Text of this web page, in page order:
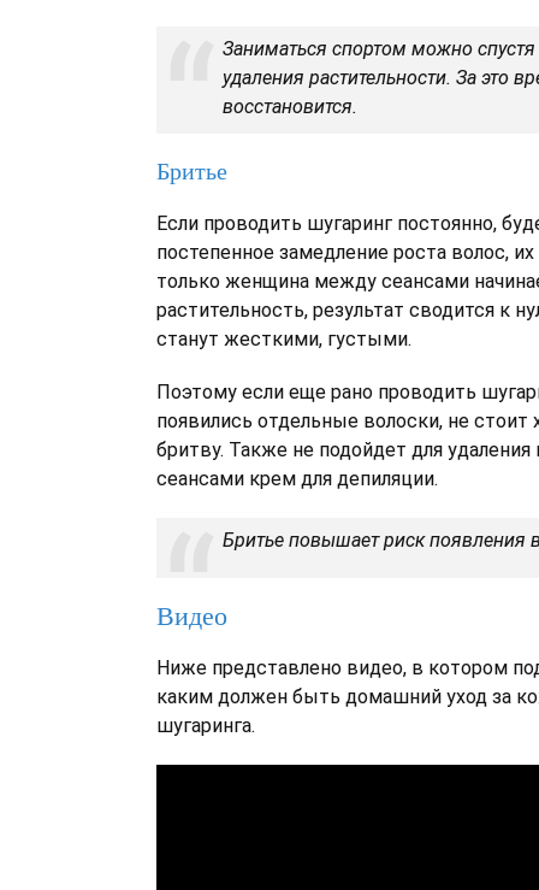
Заниматься спортом можно спустя
удаления растительности. За это
восстановится.
Бритье
Если проводить шугаринг постоянно,
постепенное замедление роста волос,
только женщина между сеансами
растительность, результат сводится к
станут жесткими, густыми.
Поэтому если еще рано проводить
появились отдельные волоски, не стоит
бритву. Также не подойдет для
сеансами крем для депиляции.
Бритье повышает риск появления
Видео
Ниже представлено видео, в котором
каким должен быть домашний уход за
шугаринга.